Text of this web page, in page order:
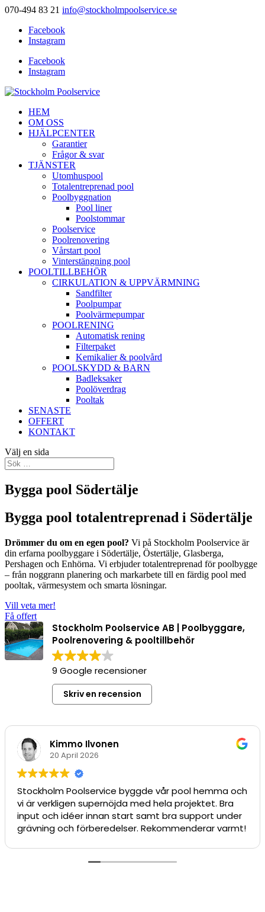
070-494 83 21 info@stockholmpoolservice.se
Facebook
Instagram
Facebook
Instagram
HEM
OM OSS
HJÄLPCENTER
Garantier
Frågor & svar
TJÄNSTER
Utomhuspool
Totalentreprenad pool
Poolbyggnation
Pool liner
Poolstommar
Poolservice
Poolrenovering
Vårstart pool
Vinterstängning pool
POOLTILLBEHÖR
CIRKULATION & UPPVÄRMNING
Sandfilter
Poolpumpar
Poolvärmepumpar
POOLRENING
Automatisk rening
Filterpaket
Kemikalier & poolvård
POOLSKYDD & BARN
Badleksaker
Poolöverdrag
Pooltak
SENASTE
OFFERT
KONTAKT
Välj en sida
Bygga pool Södertälje
Bygga pool totalentreprenad i Södertälje
Drömmer du om en egen pool? Vi på Stockholm Poolservice är
din erfarna poolbyggare i Södertälje, Östertälje, Glasberga,
Pershagen och Enhörna. Vi erbjuder totalentreprenad för poolbygge
– från noggrann planering och markarbete till en färdig pool med
pooltak, värmesystem och smarta lösningar.
Vill veta mer!
Få offert
Stockholm Poolservice AB | Poolbyggare,
Poolrenovering & pooltillbehör
9 Google recensioner
Skriv en recension
vår pool hemma och
med hela projektet. Bra
samt bra support under
Rekommenderar varmt!
lorincan100
Bästa service och
❤️❤️